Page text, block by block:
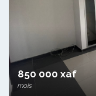
850 000 xaf
mois